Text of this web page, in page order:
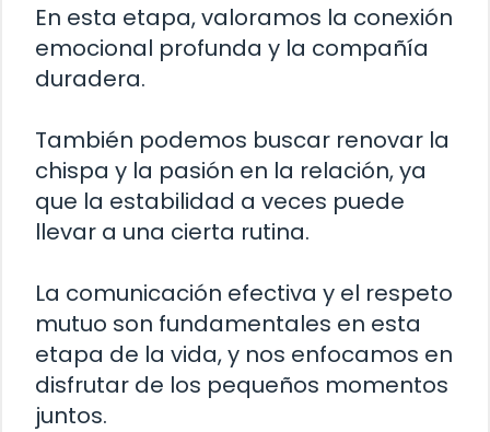
En esta etapa, valoramos la conexión
emocional profunda y la compañía
duradera.
También podemos buscar renovar la
chispa y la pasión en la relación, ya
que la estabilidad a veces puede
llevar a una cierta rutina.
La comunicación efectiva y el respeto
mutuo son fundamentales en esta
etapa de la vida, y nos enfocamos en
disfrutar de los pequeños momentos
juntos.